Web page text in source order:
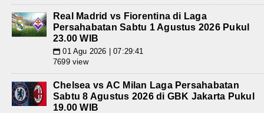
Real Madrid vs Fiorentina di Laga
Persahabatan Sabtu 1 Agustus 2026 Pukul
23.00 WIB
📅 01 Agu 2026 | 07:29:41
7699 view
Chelsea vs AC Milan Laga Persahabatan
Sabtu 8 Agustus 2026 di GBK Jakarta Pukul
19.00 WIB